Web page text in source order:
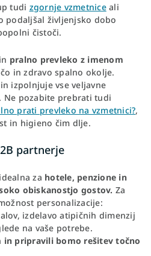
tudi zgornje vzmetniceali
podaljšal življenjsko dobo
čistoči.
pralno prevleko z imenom
in zdravo spalno okolje.
in izpolnjuje vse veljavne
Ne pozabite prebrati tudi
prati prevleko na vzmetnici?,
in higieno čim dlje.
partnerje
za hotele, penzione in
obiskanostjo gostov. Za
personalizacije:
izdelavo atipičnih dimenzij
na vaše potrebe.
in pripravili bomo rešitev točno